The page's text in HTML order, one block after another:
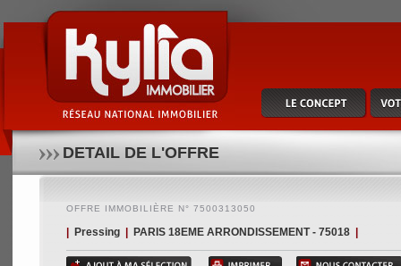
Kylia retail vous présente à la vente un fonds de commerce de pressing-
sous-sol d'env.70m². emplacement n°1 - ca 23: 120k€ h-t - materiel récent (10 ans)
tables à repassage, une table à détacher - bail 3/6/9 jusqu'en 2031- fermeture le
plus amples informations, contactez notre consultant xavier masip au 01 47 70 24
DETAIL DE L'OFFRE
OFFRE IMMOBILIÈRE N° 7500313050
Pressing PARIS 18EME ARRONDISSEMENT - 75018